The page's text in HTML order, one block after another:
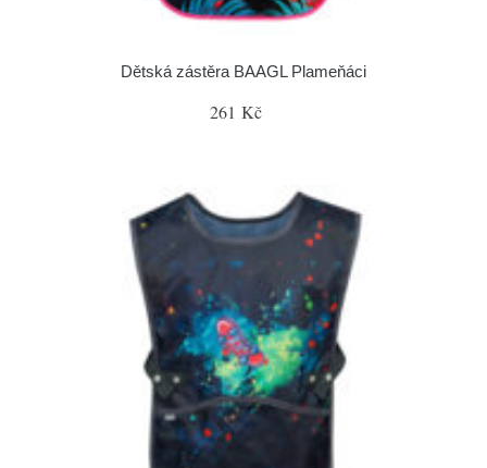
Dětská zástěra BAAGL Plameňáci
261 Kč